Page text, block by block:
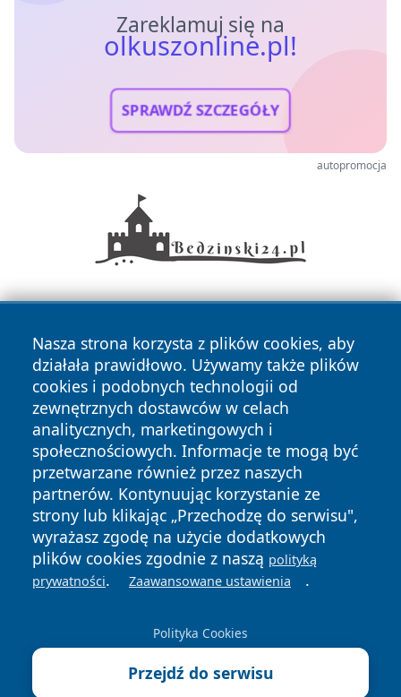
Zareklamuj się na
olkuszonline.pl!
SPRAWDŹ SZCZEGÓŁY
autopromocja
Nasza strona korzysta z plików cookies, aby
działała prawidłowo. Używamy także plików
cookies i podobnych technologii od
zewnętrznych dostawców w celach
analitycznych, marketingowych i
społecznościowych. Informacje te mogą być
przetwarzane również przez naszych
partnerów. Kontynuując korzystanie ze
strony lub klikając „Przechodzę do serwisu",
wyrażasz zgodę na użycie dodatkowych
plików cookies zgodnie z naszą polityką
prywatności. Zaawansowane ustawienia .
Polityka Cookies
Przejdź do serwisu
Copyright © 2026 olkuszonline.pl Wszystkie prawa
zastrzeżone.
News Autorzy
Polityka
Prywatności
Polityka
Cookies